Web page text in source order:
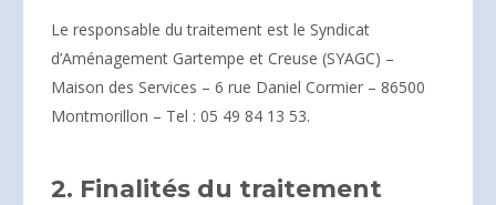
Le responsable du traitement est le Syndicat
d’Aménagement Gartempe et Creuse (SYAGC) –
Maison des Services – 6 rue Daniel Cormier – 86500
Montmorillon – Tel : 05 49 84 13 53.
2. Finalités du traitement